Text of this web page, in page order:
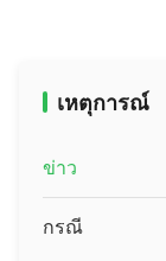
เหตุการณ์
ข่าว
กรณี